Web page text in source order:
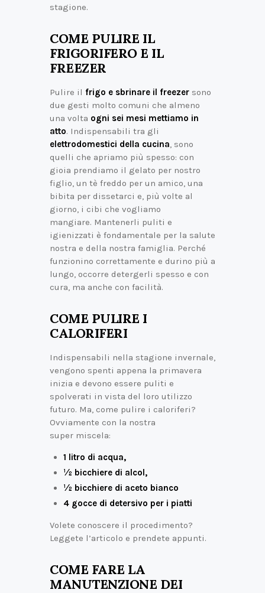
stagione.
COME PULIRE IL
FRIGORIFERO E IL
FREEZER
Pulire il frigo e sbrinare il freezer sono
due gesti molto comuni che almeno
una volta ogni sei mesi mettiamo in
atto. Indispensabili tra gli
elettrodomestici della cucina, sono
quelli che apriamo più spesso: con
gioia prendiamo il gelato per nostro
figlio, un tè freddo per un amico, una
bibita per dissetarci e, più volte al
giorno, i cibi che vogliamo
mangiare. Mantenerli puliti e
igienizzati è fondamentale per la salute
nostra e della nostra famiglia. Perché
funzionino correttamente e durino più a
lungo, occorre detergerli spesso e con
cura, ma anche con facilità.
COME PULIRE I
CALORIFERI
Indispensabili nella stagione invernale,
vengono spenti appena la primavera
inizia e devono essere puliti e
spolverati in vista del loro utilizzo
futuro. Ma, come pulire i caloriferi?
Ovviamente con la nostra
super miscela:
1 litro di acqua,
½ bicchiere di alcol,
½ bicchiere di aceto bianco
4 gocce di detersivo per i piatti
Volete conoscere il procedimento?
Leggete l’articolo e prendete appunti.
COME FARE LA
MANUTENZIONE DEI